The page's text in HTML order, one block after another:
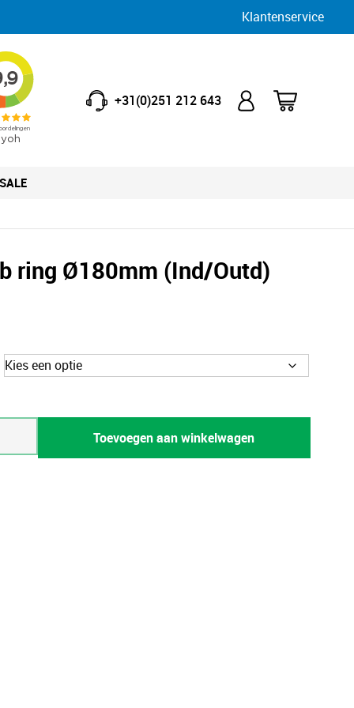
Klantenservice
+31(0)251 212 643
SALE
ring Ø180mm (Ind/Outd)
Toevoegen aan winkelwagen